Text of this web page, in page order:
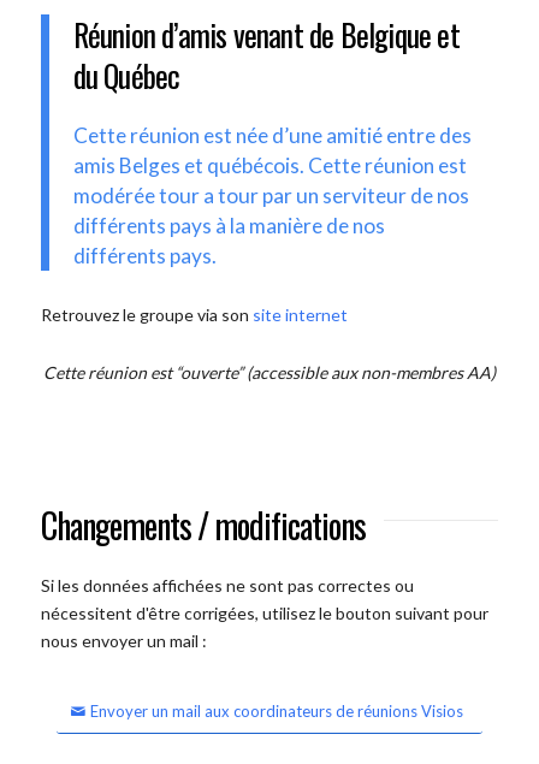
Réunion d’amis venant de Belgique et
du Québec
Cette réunion est née d’une amitié entre des
amis Belges et québécois. Cette réunion est
modérée tour a tour par un serviteur de nos
différents pays à la manière de nos
différents pays.
Retrouvez le groupe via son site internet
Cette réunion est “ouverte” (accessible aux non-membres AA)
Changements / modifications
Si les données affichées ne sont pas correctes ou
nécessitent d'être corrigées, utilisez le bouton suivant pour
nous envoyer un mail :
Envoyer un mail aux coordinateurs de réunions Visios